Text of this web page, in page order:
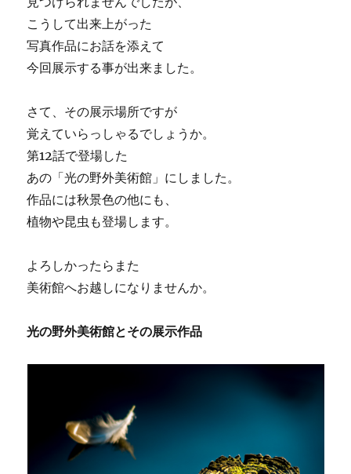
こうして出来上がった
写真作品にお話を添えて
今回展示する事が出来ました。
さて、その展示場所ですが
覚えていらっしゃるでしょうか。
第12話で登場した
あの「光の野外美術館」にしました。
作品には秋景色の他にも、
植物や昆虫も登場します。
よろしかったらまた
美術館へお越しになりませんか。
光の野外美術館とその展示作品